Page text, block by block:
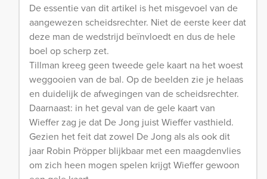
De essentie van dit artikel is het misgevoel van de
aangewezen scheidsrechter. Niet de eerste keer dat
deze man de wedstrijd beïnvloedt en dus de hele
boel op scherp zet.
Tillman kreeg geen tweede gele kaart na het woest
weggooien van de bal. Op de beelden zie je helaas
en duidelijk de afwegingen van de scheidsrechter.
Daarnaast: in het geval van de gele kaart van
Wieffer zag je dat De Jong juist Wieffer vasthield.
Gezien het feit dat zowel De Jong als als ook dit
jaar Robin Pröpper blijkbaar met een maagdenvlies
om zich heen mogen spelen krijgt Wieffer gewoon